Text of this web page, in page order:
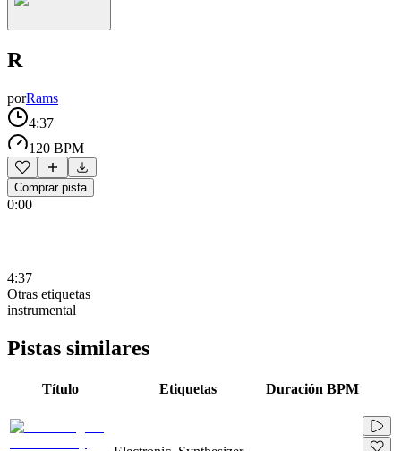
R
porRams
4:37
120 BPM
Comprar pista
0:00
4:37
Otras etiquetas
instrumental
Pistas similares
Título Etiquetas Duración BPM